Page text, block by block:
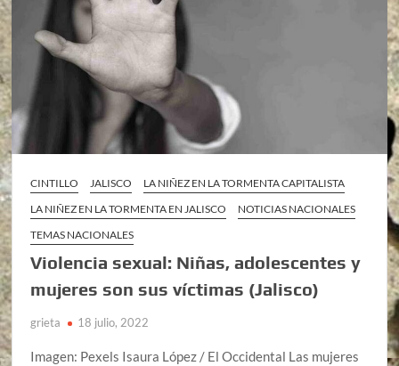
CINTILLO JALISCO
LA NIÑEZ EN LA TORMENTA CAPITALISTA
LA NIÑEZ EN LA TORMENTA EN JALISCO
NOTICIAS NACIONALES
TEMAS NACIONALES
Violencia sexual: Niñas, adolescentes y
mujeres son sus víctimas (Jalisco)
grieta 18 julio, 2022
Imagen: Pexels Isaura López / El Occidental Las mujeres